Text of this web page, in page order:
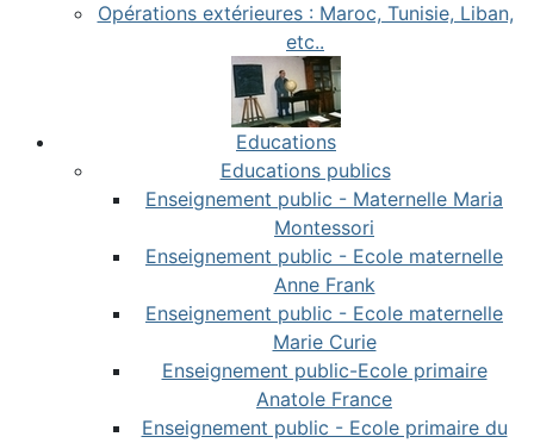
Opérations extérieures : Maroc, Tunisie, Liban,
etc..
Educations
Educations publics
Enseignement public - Maternelle Maria
Montessori
Enseignement public - Ecole maternelle
Anne Frank
Enseignement public - Ecole maternelle
Marie Curie
Enseignement public-Ecole primaire
Anatole France
Enseignement public - Ecole primaire du